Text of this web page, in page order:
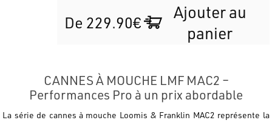
De 229.90€
Ajouter au
panier
CANNES À MOUCHE LMF MAC2 –
Performances Pro à un prix abordable
La série de cannes à mouche Loomis & Franklin MAC2 représente la